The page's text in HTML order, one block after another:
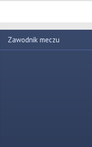
Zawodnik meczu